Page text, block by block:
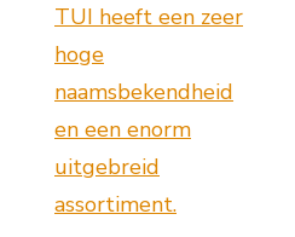
TUI heeft een zeer
hoge
naamsbekendheid
en een enorm
uitgebreid
assortiment.